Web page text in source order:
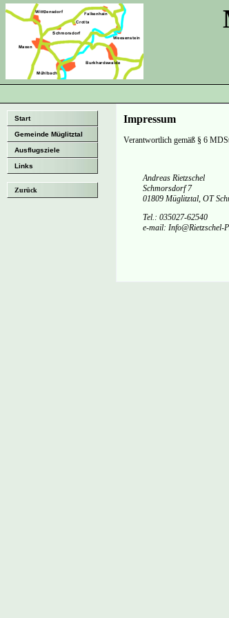
Start
Gemeinde Müglitztal
Ausflugsziele
Links
Zurück
Impressum
Verantwortlich gemäß § 6
Andreas Rietzschel
Schmorsdorf 7
01809 Müglitztal, OT
Tel.: 035027-62540
e-mail: Info@Rietzschel-